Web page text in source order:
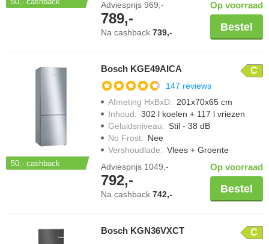
Adviesprijs 969,-
789,-
Na cashback 739,-
Op voorraad
Bestel
50,- cashback
Bosch KGE49AICA C
147 reviews
Afmeting HxBxD: 201x70x65 cm
Inhoud: 302 l koelen + 117 l vriezen
Geluidsniveau: Stil - 38 dB
No Frost: Nee
Vershoudlade: Vlees + Groente
Adviesprijs 1049,-
792,-
Na cashback 742,-
Op voorraad
Bestel
Bosch KGN36VXCT C